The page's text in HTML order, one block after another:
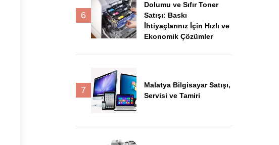
6
Dolumu ve Sıfır Toner
Satışı: Baskı
İhtiyaçlarınız İçin Hızlı ve
Ekonomik Çözümler
7
Malatya Bilgisayar Satışı,
Servisi ve Tamiri